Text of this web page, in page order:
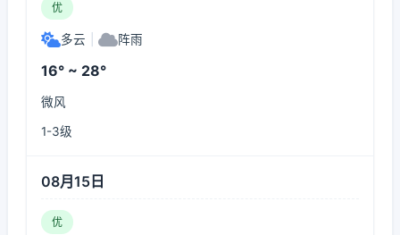
优
多云 阵雨
16° ~ 28°
微风
1-3级
08月15日
优